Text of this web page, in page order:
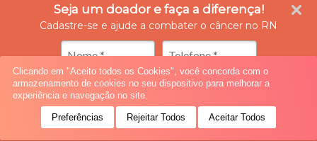
Seja um doador e faça a diferença!
Cadastre-se e ajude a combater o câncer no RN
Seja um Doador!
A Liga Contra o Câncer é uma instituição empenhada no tratamento e prevenção do
câncer, além de ser referência na produção de conhecimento, ensino e formação
diagnóstico e tratamento especializado, reabilitação e cuidados paliativos.
© 2019 All rights reserved.
Clicando em "Aceito todos os Cookies", você concorda com o
armazenamento de cookies no seu dispositivo para melhorar a
experiência e navegação no site.
Preferências Rejeitar Todos Aceitar Todos